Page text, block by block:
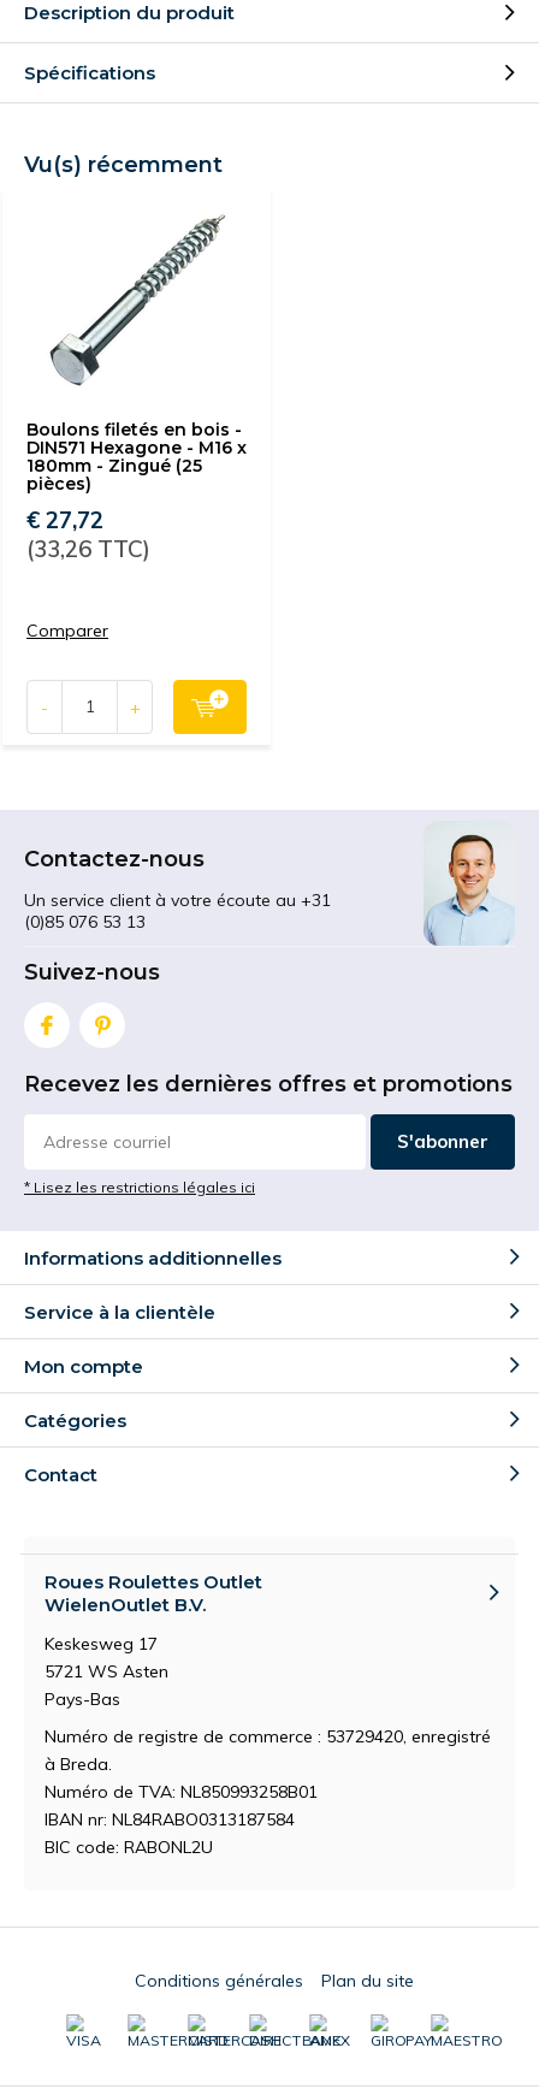
Description du produit
Spécifications
Vu(s) récemment
Boulons filetés en bois -
DIN571 Hexagone - M16 x
180mm - Zingué (25
pièces)
€ 27,72
(33,26 TTC)
Comparer
- +
Contactez-nous
Un service client à votre écoute au +31
(0)85 076 53 13
Suivez-nous
Recevez les dernières offres et promotions
S'abonner
* Lisez les restrictions légales ici
Informations additionnelles
Service à la clientèle
Mon compte
Catégories
Contact
Roues Roulettes Outlet
WielenOutlet B.V.
Keskesweg 17
5721 WS Asten
Pays-Bas
Numéro de registre de commerce : 53729420, enregistré
à Breda.
Numéro de TVA: NL850993258B01
IBAN nr: NL84RABO0313187584
BIC code: RABONL2U
Conditions générales Plan du site